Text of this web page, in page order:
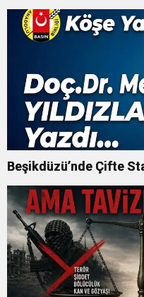
Beşikdüzü’nde Çifte